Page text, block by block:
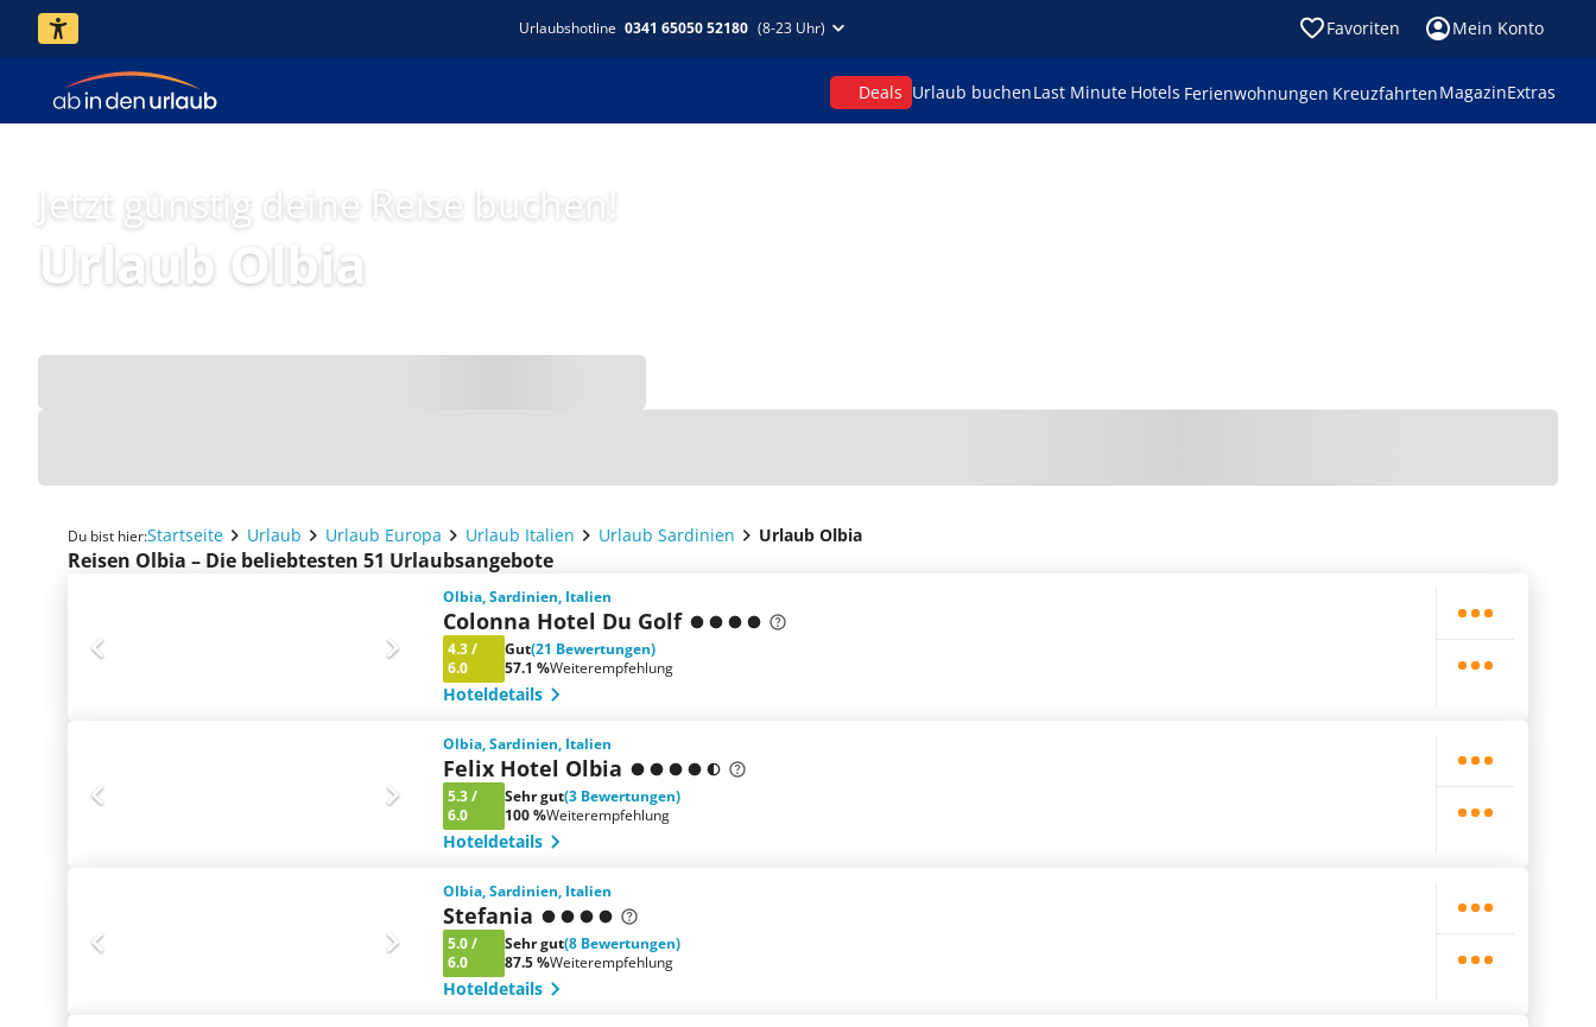
Urlaubshotline 0341 65050 52180 (8-23 Uhr) Favoriten Mein Konto
Deals Urlaub buchenLast Minute Hotels Ferienwohnungen KreuzfahrtenMagazinExtras
Jetzt günstig deine Reise buchen!
Urlaub Olbia
Du bist hier:Startseite Urlaub Urlaub Europa Urlaub Italien Urlaub Sardinien Urlaub Olbia
Reisen Olbia – Die beliebtesten 51 Urlaubsangebote
Olbia, Sardinien, Italien
Colonna Hotel Du Golf
4.3/
6.0
Gut(21 Bewertungen)
57.1 %Weiterempfehlung
Hoteldetails
Olbia, Sardinien, Italien
Felix Hotel Olbia
5.3/
6.0
Sehr gut(3 Bewertungen)
100 %Weiterempfehlung
Hoteldetails
Olbia, Sardinien, Italien
Stefania
5.0/
6.0
Sehr gut(8 Bewertungen)
87.5 %Weiterempfehlung
Hoteldetails